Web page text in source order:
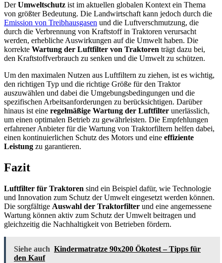
DerUmweltschutz ist im aktuellen globalen Kontext ein Thema
von größter Bedeutung. Die Landwirtschaft kann jedoch durch die
Emission von Treibhausgasen und die Luftverschmutzung, die
durch die Verbrennung von Kraftstoff in Traktoren verursacht
werden, erhebliche Auswirkungen auf die Umwelt haben. Die
korrekte Wartung der Luftfilter von Traktoren trägt dazu bei,
den Kraftstoffverbrauch zu senken und die Umwelt zu schützen.
Um den maximalen Nutzen aus Luftfiltern zu ziehen, ist es wichtig,
den richtigen Typ und die richtige Größe für den Traktor
auszuwählen und dabei die Umgebungsbedingungen und die
spezifischen Arbeitsanforderungen zu berücksichtigen. Darüber
hinaus ist eine regelmäßige Wartung der Luftfilter unerlässlich,
um einen optimalen Betrieb zu gewährleisten. Die Empfehlungen
erfahrener Anbieter für die Wartung von Traktorfiltern helfen dabei,
einen kontinuierlichen Schutz des Motors und eine effiziente
Leistung zu garantieren.
Fazit
Luftfilter für Traktoren sind ein Beispiel dafür, wie Technologie
und Innovation zum Schutz der Umwelt eingesetzt werden können.
Die sorgfältige Auswahl der Traktorfilter und eine angemessene
Wartung können aktiv zum Schutz der Umwelt beitragen und
gleichzeitig die Nachhaltigkeit von Betrieben fördern.
Siehe auch Kindermatratze 90x200 Ökotest – Tipps für
den Kauf